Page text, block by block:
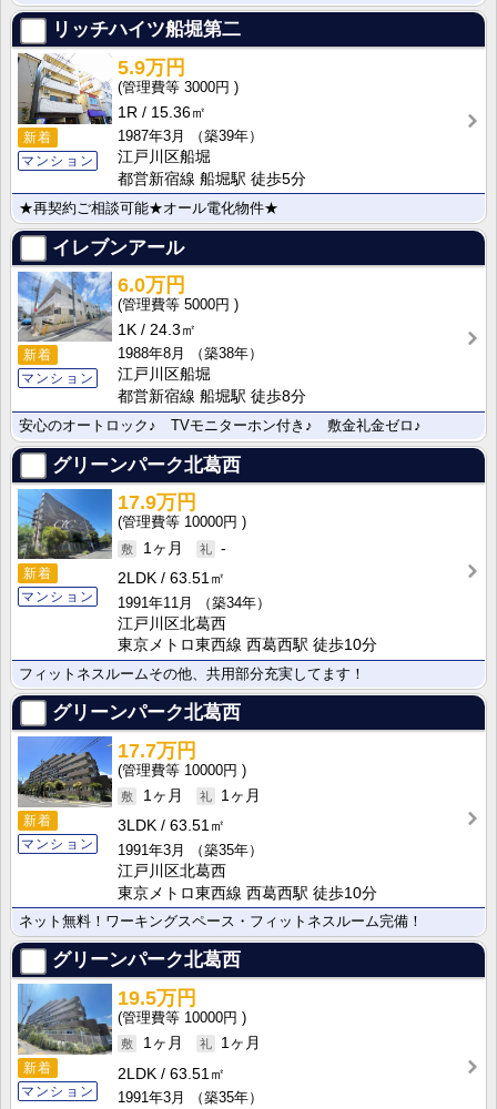
リッチハイツ船堀第二
新着
マンション
5.9万円
3000円
1R
15.36㎡
1987年3月
（築39年）
江戸川区船堀
都営新宿線 船堀駅 徒歩5分
★再契約ご相談可能★オール電化物件★
イレブンアール
新着
マンション
6.0万円
5000円
1K
24.3㎡
1988年8月
（築38年）
江戸川区船堀
都営新宿線 船堀駅 徒歩8分
安心のオートロック♪ TVモニターホン付き♪ 敷金礼金ゼロ♪
グリーンパーク北葛西
新着
マンション
17.9万円
10000円
1ヶ月
-
2LDK
63.51㎡
1991年11月
（築34年）
江戸川区北葛西
東京メトロ東西線 西葛西駅 徒歩10分
フィットネスルームその他、共用部分充実してます！
グリーンパーク北葛西
新着
マンション
17.7万円
10000円
1ヶ月
1ヶ月
3LDK
63.51㎡
1991年3月
（築35年）
江戸川区北葛西
東京メトロ東西線 西葛西駅 徒歩10分
ネット無料！ワーキングスペース・フィットネスルーム完備！
グリーンパーク北葛西
新着
マンション
19.5万円
10000円
1ヶ月
1ヶ月
2LDK
63.51㎡
1991年3月
（築35年）